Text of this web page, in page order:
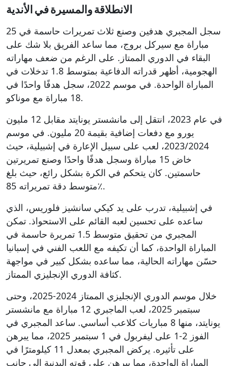
الانطلاقة والمسيرة في الأندية
سجل المجبري هدفين وصنع ثلاث تمريرات حاسمة في 25
مباراة مع سيركل بروج، مما ساعد الفريق بلا شك على
البقاء في الدوري الممتاز. على الرغم من ضعف مهاراته
الهجومية، أظهر قدراته الدفاعية بمتوسط 1.8 تدخلات في
المباراة الواحدة. في موسم 2022، سجل هدفًا واحدًا في
18 مباراة مع موناكو.
في عام 2023، انتقل إلى مانشستر يونايتد مقابل 12 مليون
يورو مع دفعات إضافية بقيمة 20 مليون. في موسم
2023/2024، لعب على سبيل الإعارة في إشبيلية، حيث
خاض 15 مباراة وسجل هدفًا واحدًا وصنع تمريرتين
حاسمتين. كان يتحكم في الكرة بشكل رائع، حيث بلغ
متوسط دقة تمريراته 85٪.
في إشبيلية، تدرب على يد كيكي سانشيز فلوريس، الذي
ساعده على تحسين لعبه القائم على الاستحواذ. تمكن
المجبري من تحقيق متوسط 1.5 تمريرة حاسمة في
المباراة الواحدة، كما أن تكيفه مع اللعب الفني في إسبانيا
حسّن مهاراته الحالية، مما ساعده بشكل كبير في مواجهة
كثافة الدوري الإنجليزي الممتاز.
خلال موسم الدوري الإنجليزي الممتاز 2024-2025، وحتى
سبتمبر 2025، لعب الماجبري 12 مباراة مع مانشستر
يونايتد، منها 8 مباريات كلاعب أساسي. ساعد المجبري في
الفوز 2-1 على ليفربول في 1 سبتمبر 2025، مما يبرهن
على تأثيره. يركض المجبري بمعدل 11 كيلومترًا في
المباراة الواحدة، مما يبرهن على قوته البدنية إلى جانب